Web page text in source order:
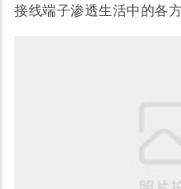
接线端子渗透生活中的各